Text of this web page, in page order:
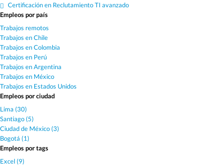
Certificación en Reclutamiento TI avanzado
Empleos por país
Trabajos remotos
Trabajos en Chile
Trabajos en Colombia
Trabajos en Perú
Trabajos en Argentina
Trabajos en México
Trabajos en Estados Unidos
Empleos por ciudad
Lima (30)
Santiago (5)
Ciudad de México (3)
Bogotá (1)
Empleos por tags
Excel (9)